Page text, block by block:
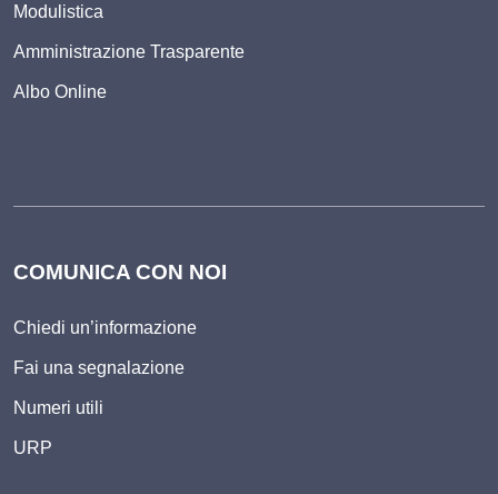
Modulistica
Amministrazione Trasparente
Albo Online
COMUNICA CON NOI
Chiedi un’informazione
Fai una segnalazione
Numeri utili
URP